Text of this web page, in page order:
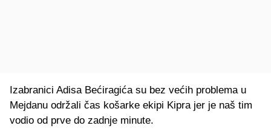
Izabranici Adisa Bećiragića su bez većih problema u
Mejdanu održali čas košarke ekipi Kipra jer je naš tim
vodio od prve do zadnje minute.